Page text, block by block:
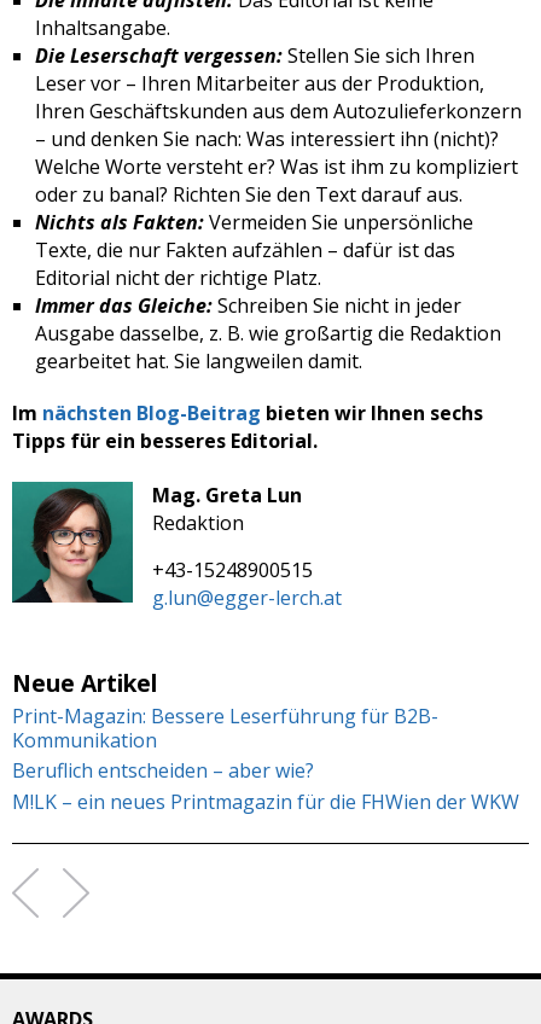
Inhaltsangabe.
Die Leserschaft vergessen:Stellen Sie sich Ihren
Leser vor – Ihren Mitarbeiter aus der Produktion,
Ihren Geschäftskunden aus dem Autozulieferkonzern
– und denken Sie nach: Was interessiert ihn (nicht)?
Welche Worte versteht er? Was ist ihm zu kompliziert
oder zu banal? Richten Sie den Text darauf aus.
Nichts als Fakten:Vermeiden Sie unpersönliche
Texte, die nur Fakten aufzählen – dafür ist das
Editorial nicht der richtige Platz.
Immer das Gleiche:Schreiben Sie nicht in jeder
Ausgabe dasselbe, z. B. wie großartig die Redaktion
gearbeitet hat. Sie langweilen damit.
Im nächsten Blog-Beitrag bieten wir Ihnen sechs
Tipps für ein besseres Editorial.
Mag. Greta Lun
Redaktion
+43-15248900515
g.lun@egger-lerch.at
Neue Artikel
Print-Magazin: Bessere Leserführung für B2B-
Kommunikation
Beruflich entscheiden – aber wie?
M!LK – ein neues Printmagazin für die FHWien der WKW